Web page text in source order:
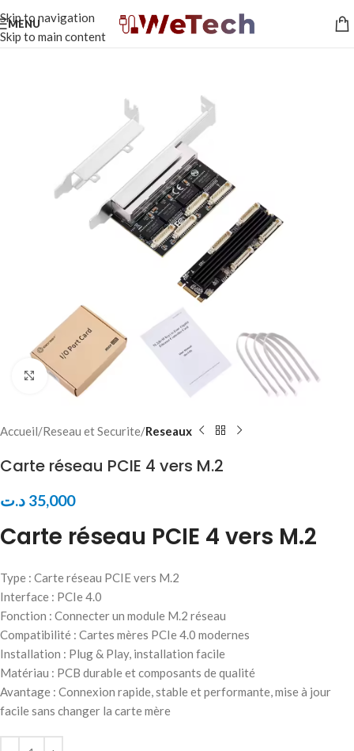
Skip to navigation
Skip to main content
MENU
Click to enlarge
Accueil Reseau et Securite Reseaux
Carte réseau PCIE 4 vers M.2
35,000 د.ت
Carte réseau PCIE 4 vers M.2
Type : Carte réseau PCIE vers M.2
Interface : PCIe 4.0
Fonction : Connecter un module M.2 réseau
Compatibilité : Cartes mères PCIe 4.0 modernes
Installation : Plug & Play, installation facile
Matériau : PCB durable et composants de qualité
Avantage : Connexion rapide, stable et performante, mise à jour
facile sans changer la carte mère